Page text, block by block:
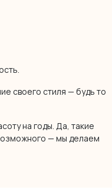
своего стиля — будь то
на годы. Да, такие
— мы делаем